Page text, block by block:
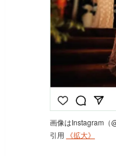
画像はInstagram（
引用
《拡大》